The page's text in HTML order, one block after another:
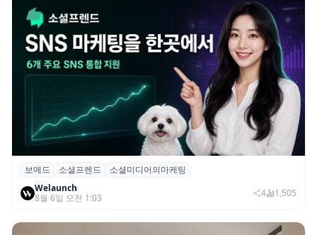
보메드 ‘소셜프렌드’, 유튜브·인스타 등 6개
SNS 마케팅 통합 지원
보메드 소셜프렌드
소셜미디어의마케팅
Welaunch
8월 6일 오전 1:03
4 1,505